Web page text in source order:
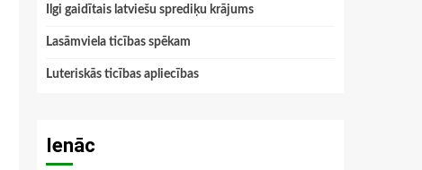
Ilgi gaidītais latviešu sprediķu krājums
Lasāmviela ticības spēkam
Luteriskās ticības apliecības
Ienāc